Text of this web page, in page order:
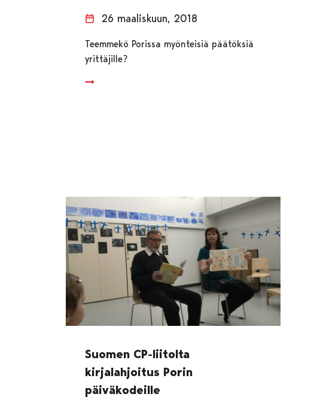
26 maaliskuun, 2018
Teemmekö Porissa myönteisiä päätöksiä
yrittäjille?
Suomen CP-liitolta
kirjalahjoitus Porin
päiväkodeille